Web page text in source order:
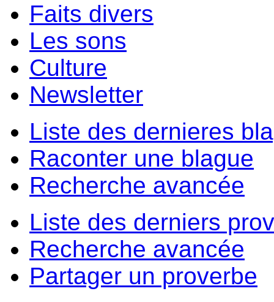
Faits divers
Les sons
Culture
Newsletter
Liste des dernieres
Raconter une blague
Recherche avancée
Liste des derniers
Recherche avancée
Partager un proverbe